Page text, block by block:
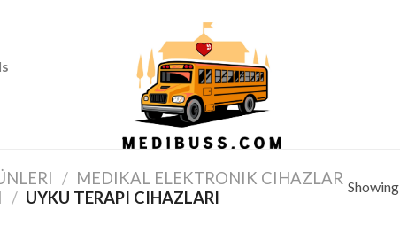
/ MEDIKAL ELEKTRONIK CIHAZLAR
/ UYKU TERAPI CIHAZLARI